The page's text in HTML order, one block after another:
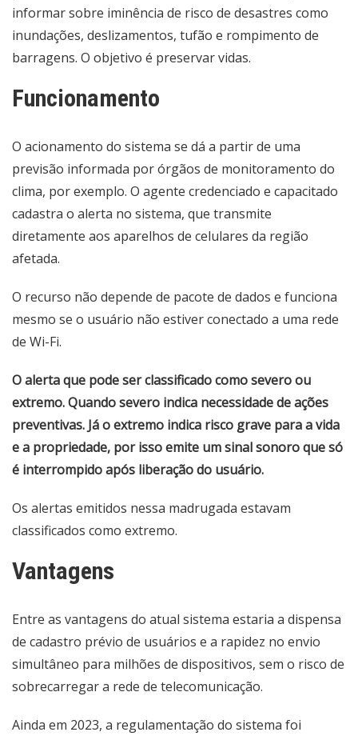
informar sobre iminência de risco de desastres como
inundações, deslizamentos, tufão e rompimento de
barragens. O objetivo é preservar vidas.
Funcionamento
O acionamento do sistema se dá a partir de uma
previsão informada por órgãos de monitoramento do
clima, por exemplo. O agente credenciado e capacitado
cadastra o alerta no sistema, que transmite
diretamente aos aparelhos de celulares da região
afetada.
O recurso não depende de pacote de dados e funciona
mesmo se o usuário não estiver conectado a uma rede
de Wi-Fi.
O alerta que pode ser classificado como severo ou
extremo. Quando severo indica necessidade de ações
preventivas. Já o extremo indica risco grave para a vida
e a propriedade, por isso emite um sinal sonoro que só
é interrompido após liberação do usuário.
Os alertas emitidos nessa madrugada estavam
classificados como extremo.
Vantagens
Entre as vantagens do atual sistema estaria a dispensa
de cadastro prévio de usuários e a rapidez no envio
simultâneo para milhões de dispositivos, sem o risco de
sobrecarregar a rede de telecomunicação.
Ainda em 2023, a regulamentação do sistema foi